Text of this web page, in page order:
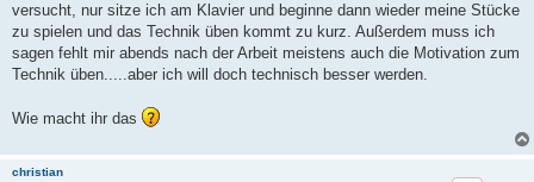
versucht, nur sitze ich am Klavier und beginne dann wieder meine Stücke
zu spielen und das Technik üben kommt zu kurz. Außerdem muss ich
sagen fehlt mir abends nach der Arbeit meistens auch die Motivation zum
Technik üben.....aber ich will doch technisch besser werden.
Wie macht ihr das
christian